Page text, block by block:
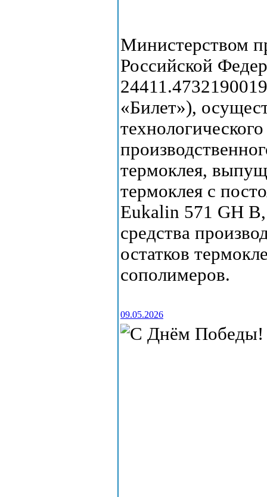
Министерством
Российской
«Билет»),
термоклея,
термоклея с
Eukalin 571 GH
средства
остатков
сополимеров.
09.05.2026